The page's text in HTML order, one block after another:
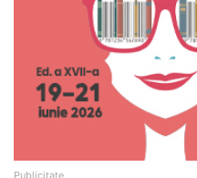
Publicitate